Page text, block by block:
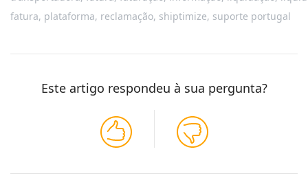
fatura, plataforma, reclamação, shiptimize, suporte portugal
Este artigo respondeu à sua pergunta?